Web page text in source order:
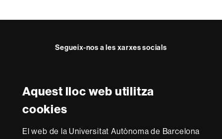
Aquest lloc web utilitza
cookies
El web de la Universitat Autònoma de Barcelona
t
Segueix-nos a les xarxes socials
Reconeixement internacional de l'excel·lència
in